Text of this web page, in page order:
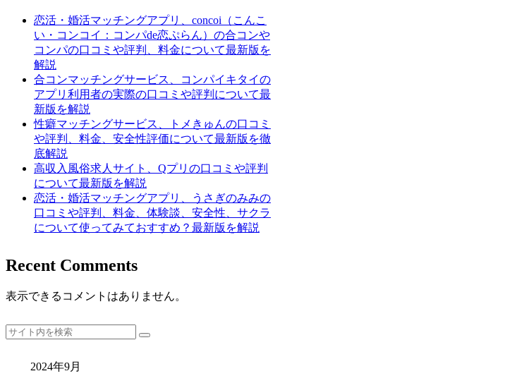
恋活・婚活マッチングアプリ、concoi（こんこ
い・コンコイ：コンパde恋ぷらん）の合コンや
コンパの口コミや評判、料金について最新版を
解説
合コンマッチングサービス、コンパイキタイの
アプリ利用者の実際の口コミや評判について最
新版を解説
性癖マッチングサービス、トメきゅんの口コミ
や評判、料金、安全性評価について最新版を徹
底解説
高収入風俗求人サイト、Qプリの口コミや評判
について最新版を解説
恋活・婚活マッチングアプリ、うさぎのみみの
口コミや評判、料金、体験談、安全性、サクラ
について使ってみておすすめ？最新版を解説
Recent Comments
表示できるコメントはありません。
2024年9月